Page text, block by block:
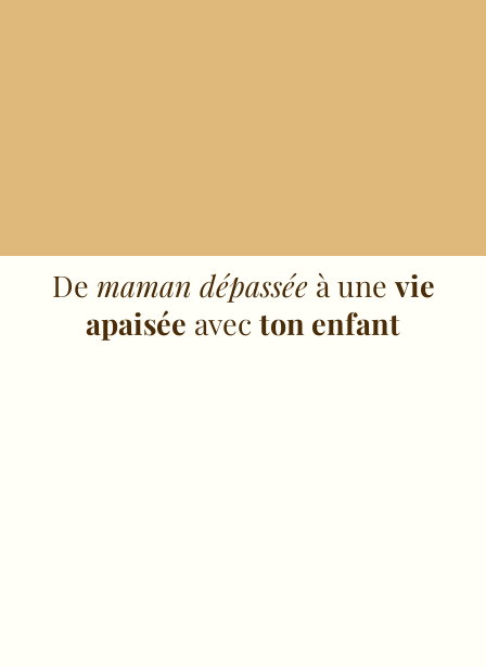
De maman dépasséeà unevie
apaisée avec ton enfant